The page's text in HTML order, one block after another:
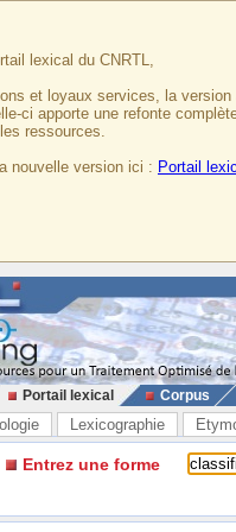
lexical du CNRTL,
et loyaux services, la
ci apporte une refonte
ressources.
nouvelle version ici : Portail
Portail lexical Corpus
Lexicographie
Entrez une forme